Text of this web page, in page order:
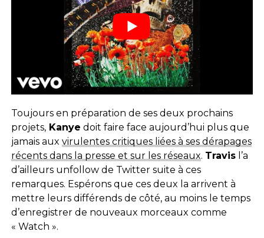
Toujours en préparation de ses deux prochains
projets,Kanye doit faire face aujourd’hui plus que
jamais aux virulentes critiques liées à ses dérapages
récents dans la presse et sur les réseaux. Travisl’a
d’ailleurs unfollow de Twitter suite à ces
remarques. Espérons que ces deux la arrivent à
mettre leurs différends de côté, au moins le temps
d’enregistrer de nouveaux morceaux comme
« Watch ».